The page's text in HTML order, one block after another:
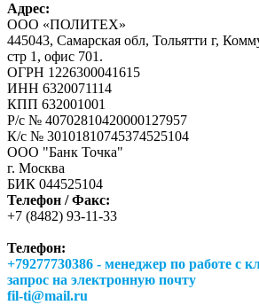
Адрес:
ООО «ПОЛИТЕХ»
445043, Самарская обл, Тольятти г,
стр 1, офис 701.
ОГРН 1226300041615
ИНН 6320071114
КПП 632001001
Р/с № 40702810420000127957
К/с № 30101810745374525104
ООО "Банк Точка"
г. Москва
БИК 044525104
Телефон / Факс:
+7 (8482) 93-11-33
Телефон:
+79277730386 - менеджер по работе с
запрос на электронную почту
fil-ti@mail.ru